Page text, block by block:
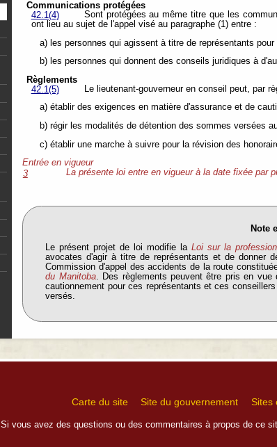
Communications protégées
42.1(4)
Sont protégées au même titre que les
ont lieu au sujet de l'appel visé au paragraphe (1) entre :
a) les personnes qui agissent à titre de représentants
b) les personnes qui donnent des conseils juridiques à
Règlements
42.1(5)
Le lieutenant-gouverneur en conseil peut, par
a) établir des exigences en matière d'assurance et de
b) régir les modalités de détention des sommes versées
c) établir une marche à suivre pour la révision des
Entrée en vigueur
3
La présente loi entre en vigueur à la date fixée par
Note
Le présent projet de loi modifie la Loi sur la
avocates d'agir à titre de représentants et de donner
Commission d'appel des accidents de la route
du Manitoba. Des règlements peuvent être pris en vue
cautionnement pour ces représentants et ces
versés.
Carte du site Site du gouvernement Sites
Si vous avez des questions ou des commentaires à propos de ce